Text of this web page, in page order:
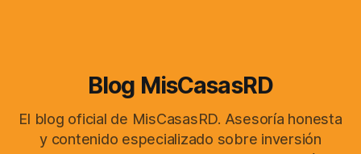
Blog MisCasasRD
El blog oficial de MisCasasRD. Asesoría honesta
y contenido especializado sobre inversión